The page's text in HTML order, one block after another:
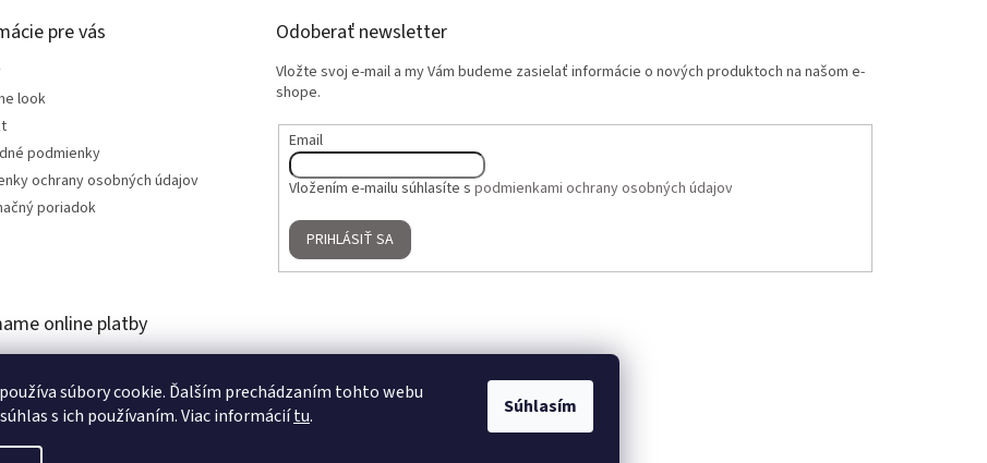
súbory cookie. Ďalším prechádzaním tohto webu
s ich používaním. Viac informáciítu. Súhlasím
pre vás
look
podmienky
ochrany osobných údajov
poriadok
Odoberať newsletter
Vložte svoj e-mail a my Vám budeme zasielať informácie o nových produktoch na našom e-
shope.
Email
Vložením e-mailu súhlasíte s podmienkami ochrany osobných údajov
PRIHLÁSIŤ SA
online platby